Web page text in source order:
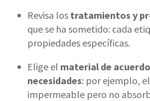
Revisa los tratamientos y
que se ha sometido: cada
propiedades específicas.
Elige el material de
necesidades: por ejemplo, el
impermeable pero no